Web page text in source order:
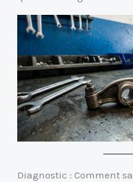
Diagnostic : Comment